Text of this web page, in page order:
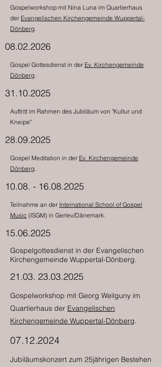
Gospelworkshop mit Nina Luna im Quartierhaus
der Evangelischen Kirchengemeinde Wuppertal-
Dönberg.
08.02.2026
Gospel Gottesdienst in der Ev. Kirchengemeinde
Dönberg.
31.10.2025
Auftritt im Rahmen des Jubiläum von "Kultur und
Kneipe"
28.09.2025
Gospel Meditation in der Ev. Kirchengemeinde
Dönberg.
10.08. - 16.08.2025
Teilnahme an der International School of Gospel
Music (ISGM) in Gerlev/Dänemark.
15.06.2025
Gospelgottesdienst in der Evangelischen
Kirchengemeinde Wuppertal-Dönberg.
21.03. 23.03.2025
Gospelworkshop mit Georg Weilguny im
Quartierhaus der Evangelischen
Kirchengemeinde Wuppertal-Dönberg.
07.12.2024
Jubiläumskonzert zum 25jährigen Bestehen